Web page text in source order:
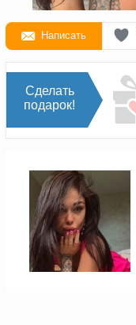
Написать
Сделать
подарок!